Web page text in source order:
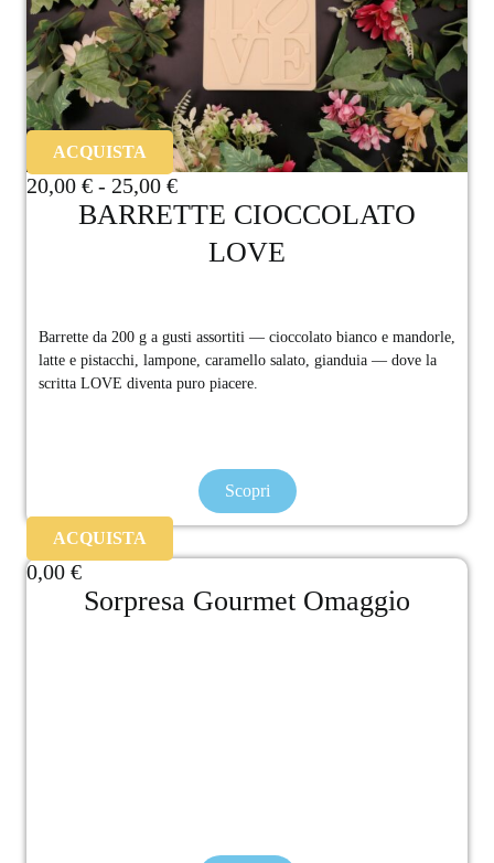
ACQUISTA
20,00 € - 25,00 €
BARRETTE CIOCCOLATO
LOVE
Barrette da 200 g a gusti assortiti — cioccolato bianco e mandorle,
latte e pistacchi, lampone, caramello salato, gianduia — dove la
scritta LOVE diventa puro piacere.
Scopri
ACQUISTA
0,00 €
Sorpresa Gourmet Omaggio